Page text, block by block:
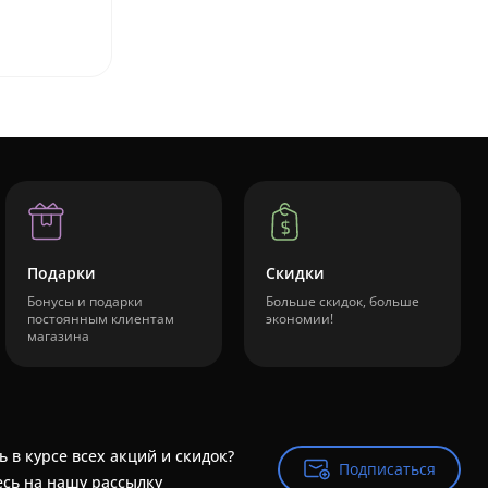
Подарки
Бонусы и подарки
постоянным клиентам
магазина
Скидки
Больше скидок, больше
экономии!
в курсе всех акций и скидок?
на нашу рассылку
Подписаться
Подписаться